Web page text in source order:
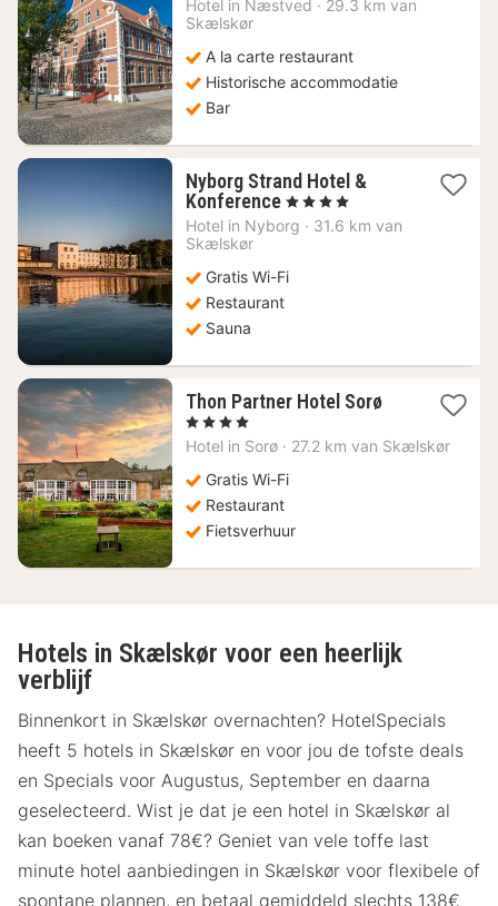
vanaf
€
Hotel in Næstved · 29.3 km van
Skælskør
A la carte restaurant
Historische accommodatie
Bar
Nyborg Strand Hotel &
Konference 1
nacht
vanaf
€
, 4 Sterren
Hotel in Nyborg · 31.6 km van
Skælskør
Gratis Wi-Fi
Restaurant
Sauna
Thon Partner Hotel Sorø1
vanaf
118,14
, 4 Sterren
Hotel in Sorø · 27.2 km van Skælskør
Gratis Wi-Fi
Restaurant
Fietsverhuur
Hotels in Skælskør voor een heerlijk
verblijf
Binnenkort in Skælskør overnachten? HotelSpecials
heeft 5 hotels in Skælskør en voor jou de tofste deals
en Specials voor Augustus, September en daarna
geselecteerd. Wist je dat je een hotel in Skælskør al
kan boeken vanaf 78€? Geniet van vele toffe last
minute hotel aanbiedingen in Skælskør voor flexibele of
spontane plannen, en betaal gemiddeld slechts 138€